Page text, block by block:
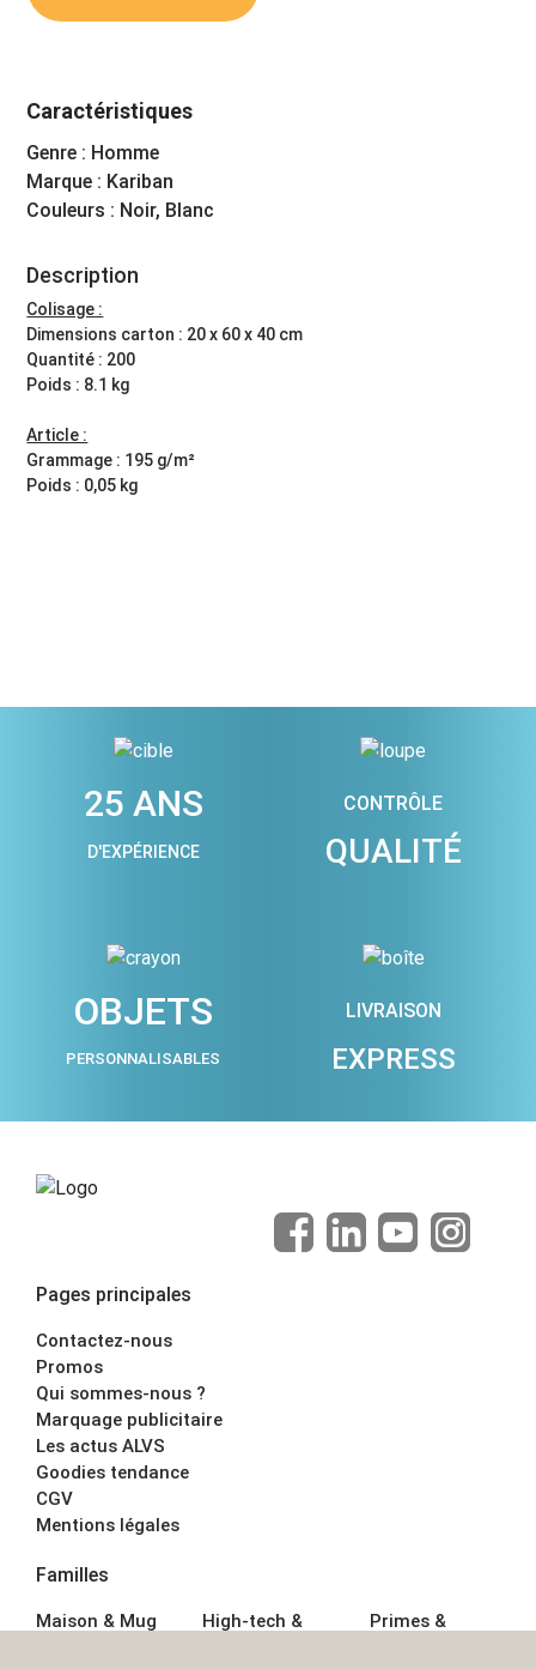
Caractéristiques
Genre : Homme
Marque : Kariban
Couleurs : Noir, Blanc
Description
Colisage :
Dimensions carton : 20 x 60 x 40 cm
Quantité : 200
Poids : 8.1 kg
Article :
Grammage : 195 g/m²
Poids : 0,05 kg
25 ANS
D'EXPÉRIENCE
CONTRÔLE
QUALITÉ
OBJETS
PERSONNALISABLES
LIVRAISON
EXPRESS
Pages principales
Contactez-nous
Promos
Qui sommes-nous ?
Marquage publicitaire
Les actus ALVS
Goodies tendance
CGV
Mentions légales
Familles
Maison & Mug
High-tech &
Primes &